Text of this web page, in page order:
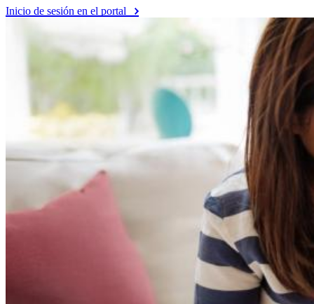
Inicio de sesión en el portal